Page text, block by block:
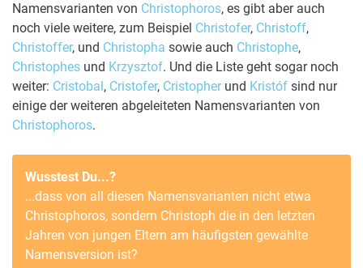
Namensvarianten von Christophoros, es gibt aber auch
noch viele weitere, zum Beispiel Christofer, Christoff,
Christoffer, und Christopha sowie auch Christophe,
Christophes und Krzysztof. Und die Liste geht sogar noch
weiter: Cristobal , Cristofer, Cristopherund Kristóf sind nur
einige der weiteren abgeleiteten Namensvarianten von
Christophoros.
Wusstest Du...?
...dass von all diesen Namensvarianten nicht etwa
Christophoros, sondern Christoph die in den letzten
Jahren von jungen Eltern am häufigsten gewählte
Namensversion ist?